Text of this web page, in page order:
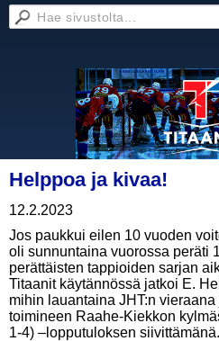
Helppoa ja kivaa!
12.2.2023
Jos paukkui eilen 10 vuoden
oli sunnuntaina vuorossa peräti
perättäisten tappioiden sarjan
Titaanit käytännössä jatkoi E.
mihin lauantaina JHT:n
toimineen Raahe-Kiekkon
1-4) –lopputuloksen siivittämänä.